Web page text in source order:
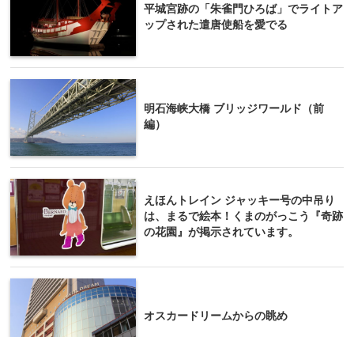
平城宮跡の「朱雀門ひろば」でライトア
ップされた遣唐使船を愛でる
明石海峡大橋 ブリッジワールド（前
編）
えほんトレイン ジャッキー号の中吊り
は、まるで絵本！くまのがっこう『奇跡
の花園』が掲示されています。
オスカードリームからの眺め